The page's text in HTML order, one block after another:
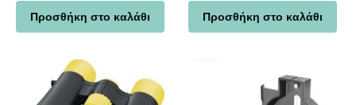
Προσθήκη στο καλάθι Προσθήκη στο καλάθι